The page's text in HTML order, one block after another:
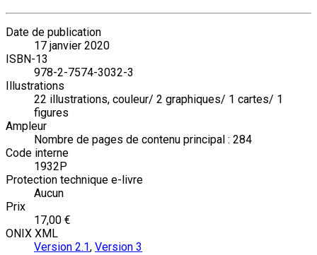
Date de publication
17 janvier 2020
ISBN-13
978-2-7574-3032-3
Illustrations
22 illustrations, couleur/ 2 graphiques/ 1 cartes/ 1
figures
Ampleur
Nombre de pages de contenu principal : 284
Code interne
1932P
Protection technique e-livre
Aucun
Prix
17,00 €
ONIX XML
Version 2.1, Version 3